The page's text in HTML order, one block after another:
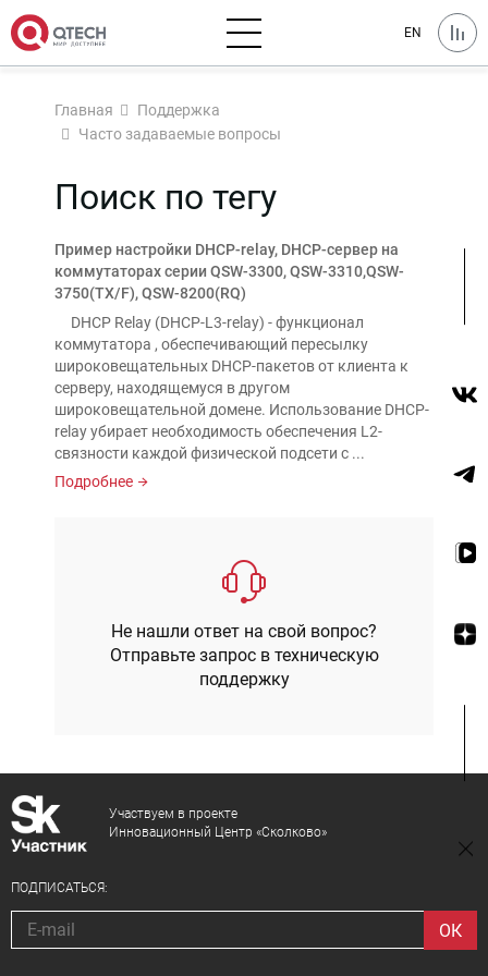
EN
Главная
Поддержка
Часто задаваемые вопросы
Поиск по тегу
Пример настройки DHCP-relay, DHCP-сервер на
коммутаторах серии QSW-3300, QSW-3310,QSW-
3750(TX/F), QSW-8200(RQ)
DHCP Relay (DHCP-L3-relay) - функционал
коммутатора , обеспечивающий пересылку
широковещательных DHCP-пакетов от клиента к
серверу, находящемуся в другом
широковещательной домене. Использование DHCP-
relay убирает необходимость обеспечения L2-
связности каждой физической подсети с ...
Подробнее
Не нашли ответ на свой вопрос?
Отправьте запрос в техническую
поддержку
Участвуем в проекте
Инновационный Центр «Сколково»
ПОДПИСАТЬСЯ: